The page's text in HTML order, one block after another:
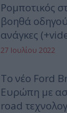
Ρομποτικός
βοηθά
ανάγκες
27 Ιουλίου 2022
Το νέο Ford
Ευρώπη με
road